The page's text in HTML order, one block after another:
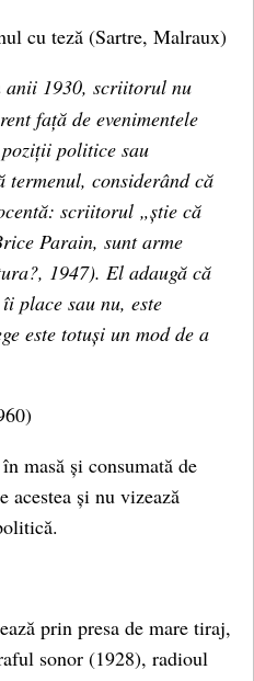
cu teză (Sartre, Malraux)
anii 1930, scriitorul nu
față de evenimentele
politice sau
termenul, considerând că
scriitorul „știe că
Parain, sunt arme
1947). El adaugă că
place sau nu, este
este totuși un mod de a
masă și consumată de
acestea și nu vizează
prin presa de mare tiraj,
sonor (1928), radioul